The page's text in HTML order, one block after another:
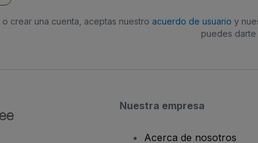
o crear una cuenta, aceptas nuestro acuerdo de usuario y
puedes darte
Nuestra empresa
Acerca de nosotros